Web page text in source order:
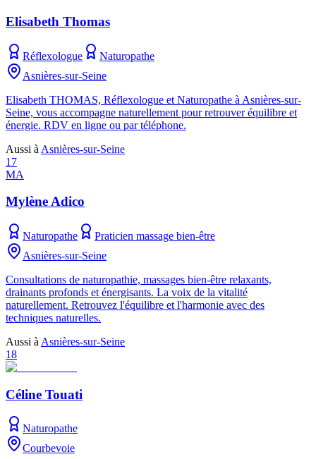
Elisabeth Thomas
Réflexologue
Naturopathe
Asnières-sur-Seine
Elisabeth THOMAS, Réflexologue et Naturopathe à Asnières-sur-
Seine, vous accompagne naturellement pour retrouver équilibre et
énergie. RDV en ligne ou par téléphone.
Aussi à Asnières-sur-Seine
17
MA
Mylène Adico
Naturopathe
Praticien massage bien-être
Asnières-sur-Seine
Consultations de naturopathie, massages bien-être relaxants,
drainants profonds et énergisants. La voix de la vitalité
naturellement. Retrouvez l'équilibre et l'harmonie avec des
techniques naturelles.
Aussi à Asnières-sur-Seine
18
Céline Touati
Naturopathe
Courbevoie